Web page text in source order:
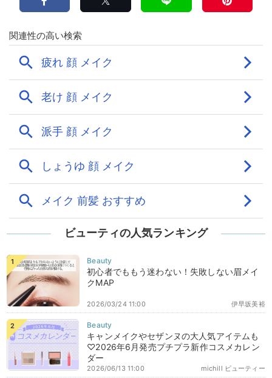
ビューティの人気ランキング
初心者でももう迷わない！失敗しない眉メイ
クMAP
伊早坂美裕
2026/03/24 11:00
キャンメイクやセザンヌの大人気アイテムも
♡2026年6月発売プチプラ新作コスメカレン
ダー
michill ビューティー
2026/06/13 11:00